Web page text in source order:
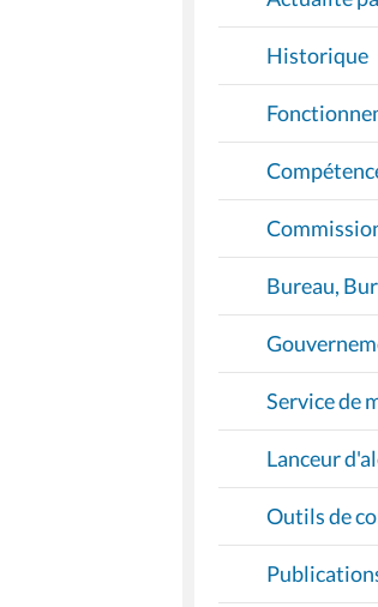
Historique
Bureau,
Service de
Lanceur
Outils de